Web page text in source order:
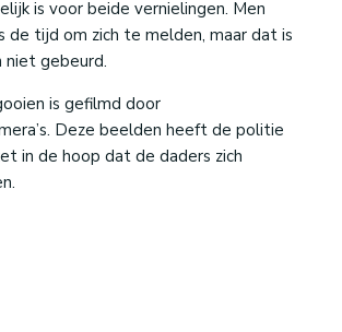
is voor beide vernielingen. Men
de tijd om zich te melden, maar dat is
gebeurd.
is gefilmd door
Deze beelden heeft de politie
in de hoop dat de daders zich